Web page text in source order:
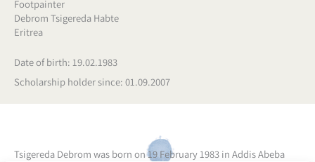
Footpainter
Debrom Tsigereda Habte
Eritrea
Date of birth: 19.02.1983
Scholarship holder since: 01.09.2007
Tsigereda Debrom was born on 19 February 1983 in Addis Abeba